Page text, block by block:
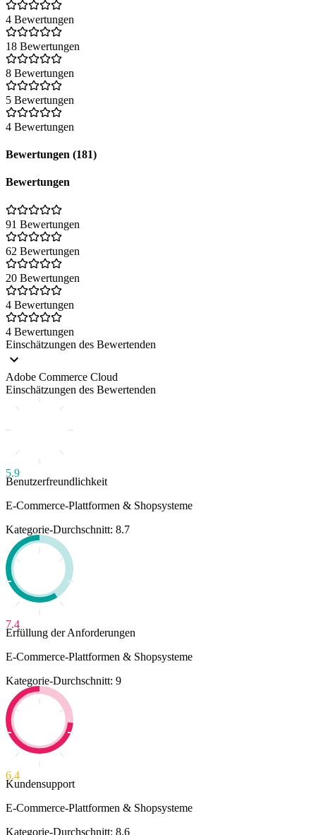
4 Bewertungen
18 Bewertungen
8 Bewertungen
5 Bewertungen
4 Bewertungen
Bewertungen (181)
Bewertungen
91 Bewertungen
62 Bewertungen
20 Bewertungen
4 Bewertungen
4 Bewertungen
Einschätzungen des Bewertenden
Adobe Commerce Cloud
Einschätzungen des Bewertenden
5.9
Benutzerfreundlichkeit
E-Commerce-Plattformen & Shopsysteme
Kategorie-Durchschnitt: 8.7
7.4
Erfüllung der Anforderungen
E-Commerce-Plattformen & Shopsysteme
Kategorie-Durchschnitt: 9
6.4
Kundensupport
E-Commerce-Plattformen & Shopsysteme
Kategorie-Durchschnitt: 8.6